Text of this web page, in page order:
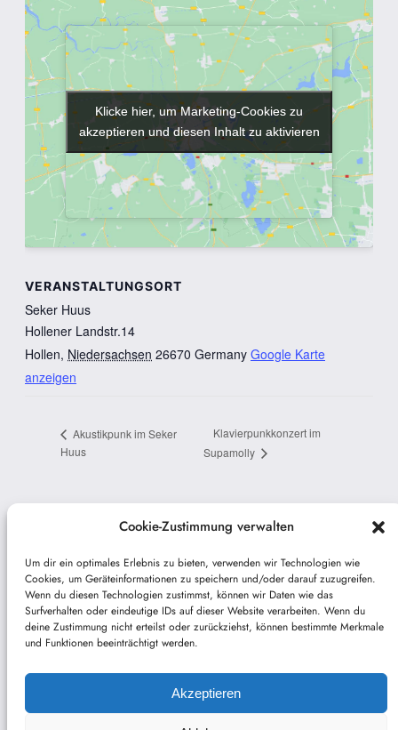
Cookie-Zustimmung verwalten
Um dir ein optimales Erlebnis zu bieten, verwenden wir Technologien wie
Cookies, um Geräteinformationen zu speichern und/oder darauf zuzugreifen.
Wenn du diesen Technologien zustimmst, können wir Daten wie das
Surfverhalten oder eindeutige IDs auf dieser Website verarbeiten. Wenn du
deine Zustimmung nicht erteilst oder zurückziehst, können bestimmte Merkmale
und Funktionen beeinträchtigt werden.
Akzeptieren
VERANSTALTUNGSORT
Seker Huus
Hollener Landstr.14
Hollen, Niedersachsen 26670 Germany Google Karte
anzeigen
Klicke hier, um Marketing-Cookies zu
akzeptieren und diesen Inhalt zu aktivieren
Klicke hier, um Marketing-Cookies zu
akzeptieren und diesen Inhalt zu aktivieren
Akustikpunk im Seker
Huus
Klavierpunkkonzert im
Supamolly
Nicki Smirnoff
Pianopunk Berlin
Social
Impressum